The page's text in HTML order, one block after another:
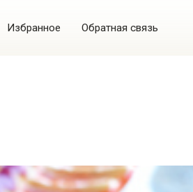
Избранное Обратная связь